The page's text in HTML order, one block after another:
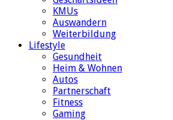
KMUs
Auswandern
Weiterbildung
Lifestyle
Gesundheit
Heim & Wohnen
Autos
Partnerschaft
Fitness
Gaming